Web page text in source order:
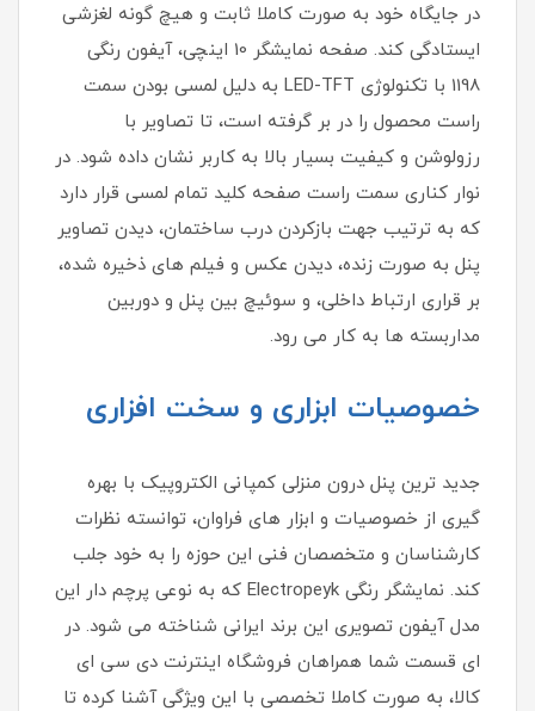
در جایگاه خود به صورت کاملا ثابت و هیچ گونه لغزشی
ایستادگی کند. صفحه نمایشگر 10 اینچی، آیفون رنگی
1198 با تکنولوژی LED-TFT به دلیل لمسی بودن سمت
راست محصول را در بر گرفته است، تا تصاویر با
رزولوشن و کیفیت بسیار بالا به کاربر نشان داده شود. در
نوار کناری سمت راست صفحه کلید تمام لمسی قرار دارد
که به ترتیب جهت بازکردن درب ساختمان، دیدن تصاویر
پنل به صورت زنده، دیدن عکس و فیلم های ذخیره شده،
بر قراری ارتباط داخلی، و سوئیچ بین پنل و دوربین
مداربسته ها به کار می رود.
خصوصیات ابزاری و سخت افزاری
جدید ترین پنل درون منزلی کمپانی الکتروپیک با بهره
گیری از خصوصیات و ابزار های فراوان، توانسته نظرات
کارشناسان و متخصصان فنی این حوزه را به خود جلب
کند. نمایشگر رنگی Electropeyk که به نوعی پرچم دار این
مدل آیفون تصویری این برند ایرانی شناخته می شود. در
ای قسمت شما همراهان فروشگاه اینترنت دی سی ای
کالا، به صورت کاملا تخصصی با این ویژگی آشنا کرده تا